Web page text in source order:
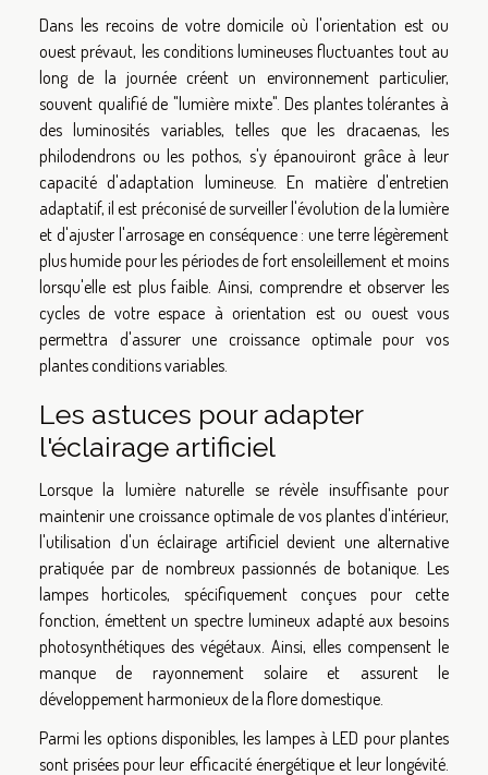
Dans les recoins de votre domicile où l'orientation est ou
ouest prévaut, les conditions lumineuses fluctuantes tout au
long de la journée créent un environnement particulier,
souvent qualifié de "lumière mixte". Des plantes tolérantes à
des luminosités variables, telles que les dracaenas, les
philodendrons ou les pothos, s'y épanouiront grâce à leur
capacité d'adaptation lumineuse. En matière d'entretien
adaptatif, il est préconisé de surveiller l'évolution de la lumière
et d'ajuster l'arrosage en conséquence : une terre légèrement
plus humide pour les périodes de fort ensoleillement et moins
lorsqu'elle est plus faible. Ainsi, comprendre et observer les
cycles de votre espace à orientation est ou ouest vous
permettra d'assurer une croissance optimale pour vos
plantes conditions variables.
Les astuces pour adapter
l'éclairage artificiel
Lorsque la lumière naturelle se révèle insuffisante pour
maintenir une croissance optimale de vos plantes d'intérieur,
l'utilisation d'un éclairage artificiel devient une alternative
pratiquée par de nombreux passionnés de botanique. Les
lampes horticoles, spécifiquement conçues pour cette
fonction, émettent un spectre lumineux adapté aux besoins
photosynthétiques des végétaux. Ainsi, elles compensent le
manque de rayonnement solaire et assurent le
développement harmonieux de la flore domestique.
Parmi les options disponibles, les lampes à LED pour plantes
sont prisées pour leur efficacité énergétique et leur longévité.